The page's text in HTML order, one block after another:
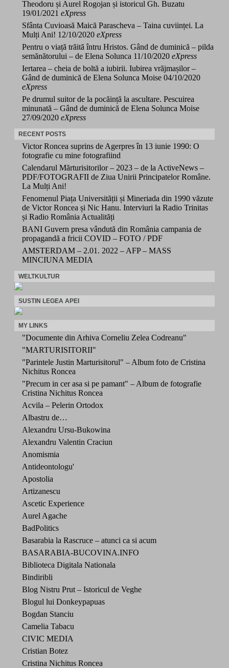
Theodoru și Aurel Rogojan și istoricul Gh. Buzatu
19/01/2021 eXpress
Sfânta Cuvioasă Maică Parascheva – Taina cuviinței. La
Mulți Ani! 12/10/2020 eXpress
Pentru o viață trăită întru Hristos. Gând de duminică – pilda
semănătorului – de Elena Solunca 11/10/2020 eXpress
Iertarea – cheia de boltă a iubirii. Iubirea vrăjmașilor –
Gând de duminică de Elena Solunca Moise 04/10/2020
eXpress
Pe drumul suitor de la pocăință la ascultare. Pescuirea
minunată – Gând de duminică de Elena Solunca Moise
27/09/2020 eXpress
RECENT POSTS
Victor Roncea suprins de Agerpres în 13 iunie 1990: O
fotografie cu mine fotografiind
Calendarul Mărturisitorilor – 2023 – de la ActiveNews –
PDF/FOTOGRAFII de Ziua Unirii Principatelor Române.
La Mulți Ani!
Fenomenul Piața Universității și Mineriada din 1990 văzute
de Victor Roncea și Nic Hanu. Interviuri la Radio Trinitas
și Radio România Actualități
BANI Guvern presa vândută din România campania de
propagandă a fricii COVID – FOTO / PDF
AMSTERDAM – 2.01. 2022 – AFP – MASS
MINCIUNA MEDIA
WELTKULTUR
SUSTIN LEGEA APEI
MY LINKS
"Documente din Arhiva Corneliu Zelea Codreanu"
"MARTURISITORII"
"Parintele Justin Marturisitorul" – Album foto de Cristina
Nichitus Roncea
"Precum in cer asa si pe pamant" – Album de fotografie
Cristina Nichitus Roncea
Acvila – Pelerin Ortodox
Albastru de…
Alexandru Ursu-Bukowina
Alexandru Valentin Craciun
Anomismia
Antideontologu'
Apostolia
Artizanescu
Ascetic Experience
Aurel Agache
BadPolitics
Basarabia la Rascruce – atunci ca si acum
BASARABIA-BUCOVINA.INFO
Biblioteca Digitala Nationala
Bindiribli
Blog Nistru Prut – Istoricul de Veghe
Blogul lui Donkeypapuas
Bogdan Stanciu
Camelia Tabacu
CIVIC MEDIA
Cristian Botez
Cristina Nichitus Roncea